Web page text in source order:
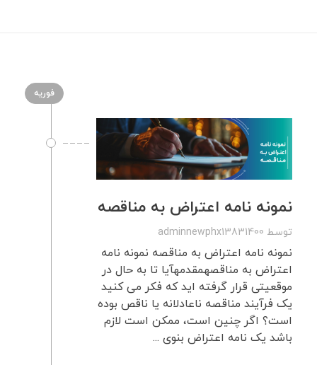
فوریه
نمونه نامه اعتراض به مناقصه
توسط adminnewphx13831400
نمونه نامه اعتراض به مناقصه نمونه نامه
اعتراض به مناقصهمقدمهآیا تا به حال در
موقعیتی قرار گرفته اید که فکر می کنید
یک فرآیند مناقصه ناعادلانه یا ناقص بوده
است؟ اگر چنین است، ممکن است لازم
باشد یک نامه اعتراض بنوی ...